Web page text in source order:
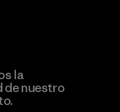
la
de nuestro